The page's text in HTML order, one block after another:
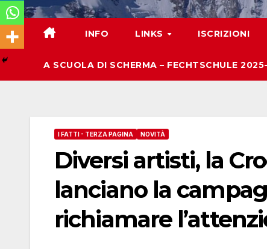
INFO LINKS ISCRIZIONI
A SCUOLA DI SCHERMA – FECHTSCHULE
I FATTI - TERZA PAGINA NOVITÀ
Diversi artisti, la
lanciano la
richiamare